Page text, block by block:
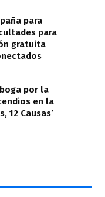
para
para
gratuita
por la
en la
12 Causas’